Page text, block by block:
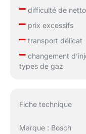
–difficulté de
–prix excessifs
–transport délicat
–changement
types de gaz
Fiche technique
Marque : Bosch